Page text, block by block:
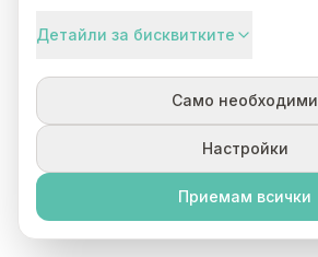
Детайли за бисквитките
Само необходими
Настройки
Приемам всички